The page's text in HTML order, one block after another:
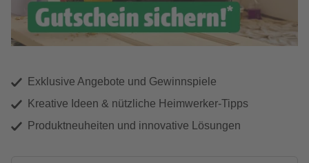
Exklusive Angebote und Gewinnspiele
Kreative Ideen & nützliche Heimwerker-Tipps
Produktneuheiten und innovative Lösungen